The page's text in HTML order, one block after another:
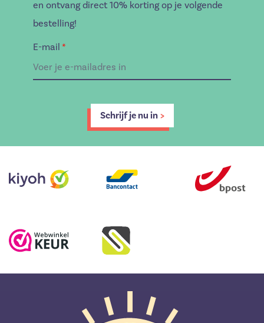
en ontvang direct 10% korting op je volgende
bestelling!
E-mail *
Schrijf je nu in >